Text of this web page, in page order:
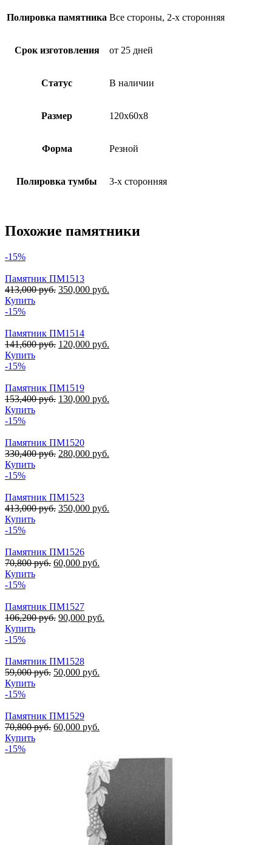
Полировка памятника Все стороны, 2-х сторонняя
Срок изготовления от 25 дней
Статус В наличии
Размер 120х60х8
Форма Резной
Полировка тумбы 3-х сторонняя
Похожие памятники
-15%
Памятник ПМ1513
413,000руб. 350,000 руб.
Купить
-15%
Памятник ПМ1514
141,600руб. 120,000 руб.
Купить
-15%
Памятник ПМ1519
153,400руб. 130,000 руб.
Купить
-15%
Памятник ПМ1520
330,400руб. 280,000 руб.
Купить
-15%
Памятник ПМ1523
413,000руб. 350,000 руб.
Купить
-15%
Памятник ПМ1526
70,800руб. 60,000 руб.
Купить
-15%
Памятник ПМ1527
106,200руб. 90,000 руб.
Купить
-15%
Памятник ПМ1528
59,000руб. 50,000 руб.
Купить
-15%
Памятник ПМ1529
70,800руб. 60,000 руб.
Купить
-15%